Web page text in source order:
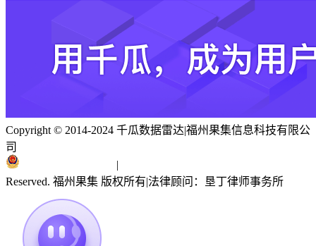
Copyright © 2014-2024 千瓜数据雷达|福州果集信息科技有限公
司
|
Reserved. 福州果集 版权所有|法律顾问：垦丁律师事务所